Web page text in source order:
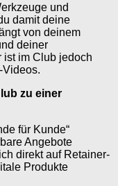
und
damit deine
von deinem
deiner
ist im Club jedoch
Videos.
zu einer
für Kunde“
Angebote
direkt auf Retainer-
Produkte